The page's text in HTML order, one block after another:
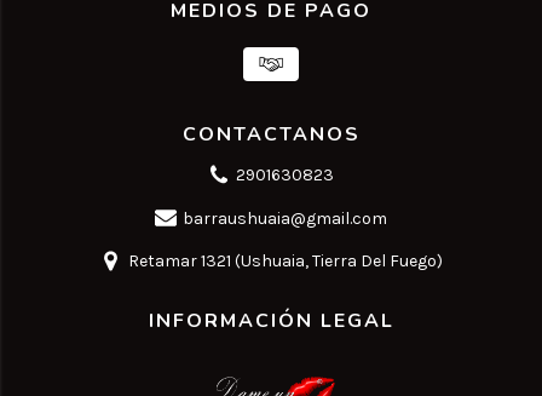
MEDIOS DE PAGO
CONTACTANOS
2901630823
barraushuaia@gmail.com
Retamar 1321 (Ushuaia, Tierra Del Fuego)
INFORMACIÓN LEGAL